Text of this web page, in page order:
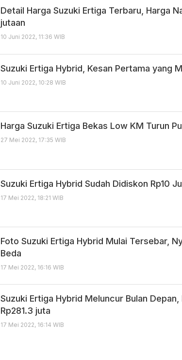
Detail Harga Suzuki Ertiga Terbaru, Harga
jutaan
10 Juni 2022, 11:36 WIB
Suzuki Ertiga Hybrid, Kesan Pertama yang
10 Juni 2022, 10:28 WIB
Harga Suzuki Ertiga Bekas Low KM Turun
27 Mei 2022, 17:35 WIB
Suzuki Ertiga Hybrid Sudah Didiskon Rp10
17 Mei 2022, 18:21 WIB
Foto Suzuki Ertiga Hybrid Mulai Tersebar,
Beda
17 Mei 2022, 16:16 WIB
Suzuki Ertiga Hybrid Meluncur Bulan Depan,
Rp281.3 juta
17 Mei 2022, 16:14 WIB